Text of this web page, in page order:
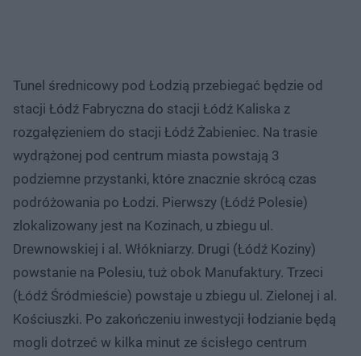
Tunel średnicowy pod Łodzią przebiegać będzie od
stacji Łódź Fabryczna do stacji Łódź Kaliska z
rozgałęzieniem do stacji Łódź Żabieniec. Na trasie
wydrążonej pod centrum miasta powstają 3
podziemne przystanki, które znacznie skrócą czas
podróżowania po Łodzi. Pierwszy (Łódź Polesie)
zlokalizowany jest na Kozinach, u zbiegu ul.
Drewnowskiej i al. Włókniarzy. Drugi (Łódź Koziny)
powstanie na Polesiu, tuż obok Manufaktury. Trzeci
(Łódź Śródmieście) powstaje u zbiegu ul. Zielonej i al.
Kościuszki. Po zakończeniu inwestycji łodzianie będą
mogli dotrzeć w kilka minut ze ścisłego centrum